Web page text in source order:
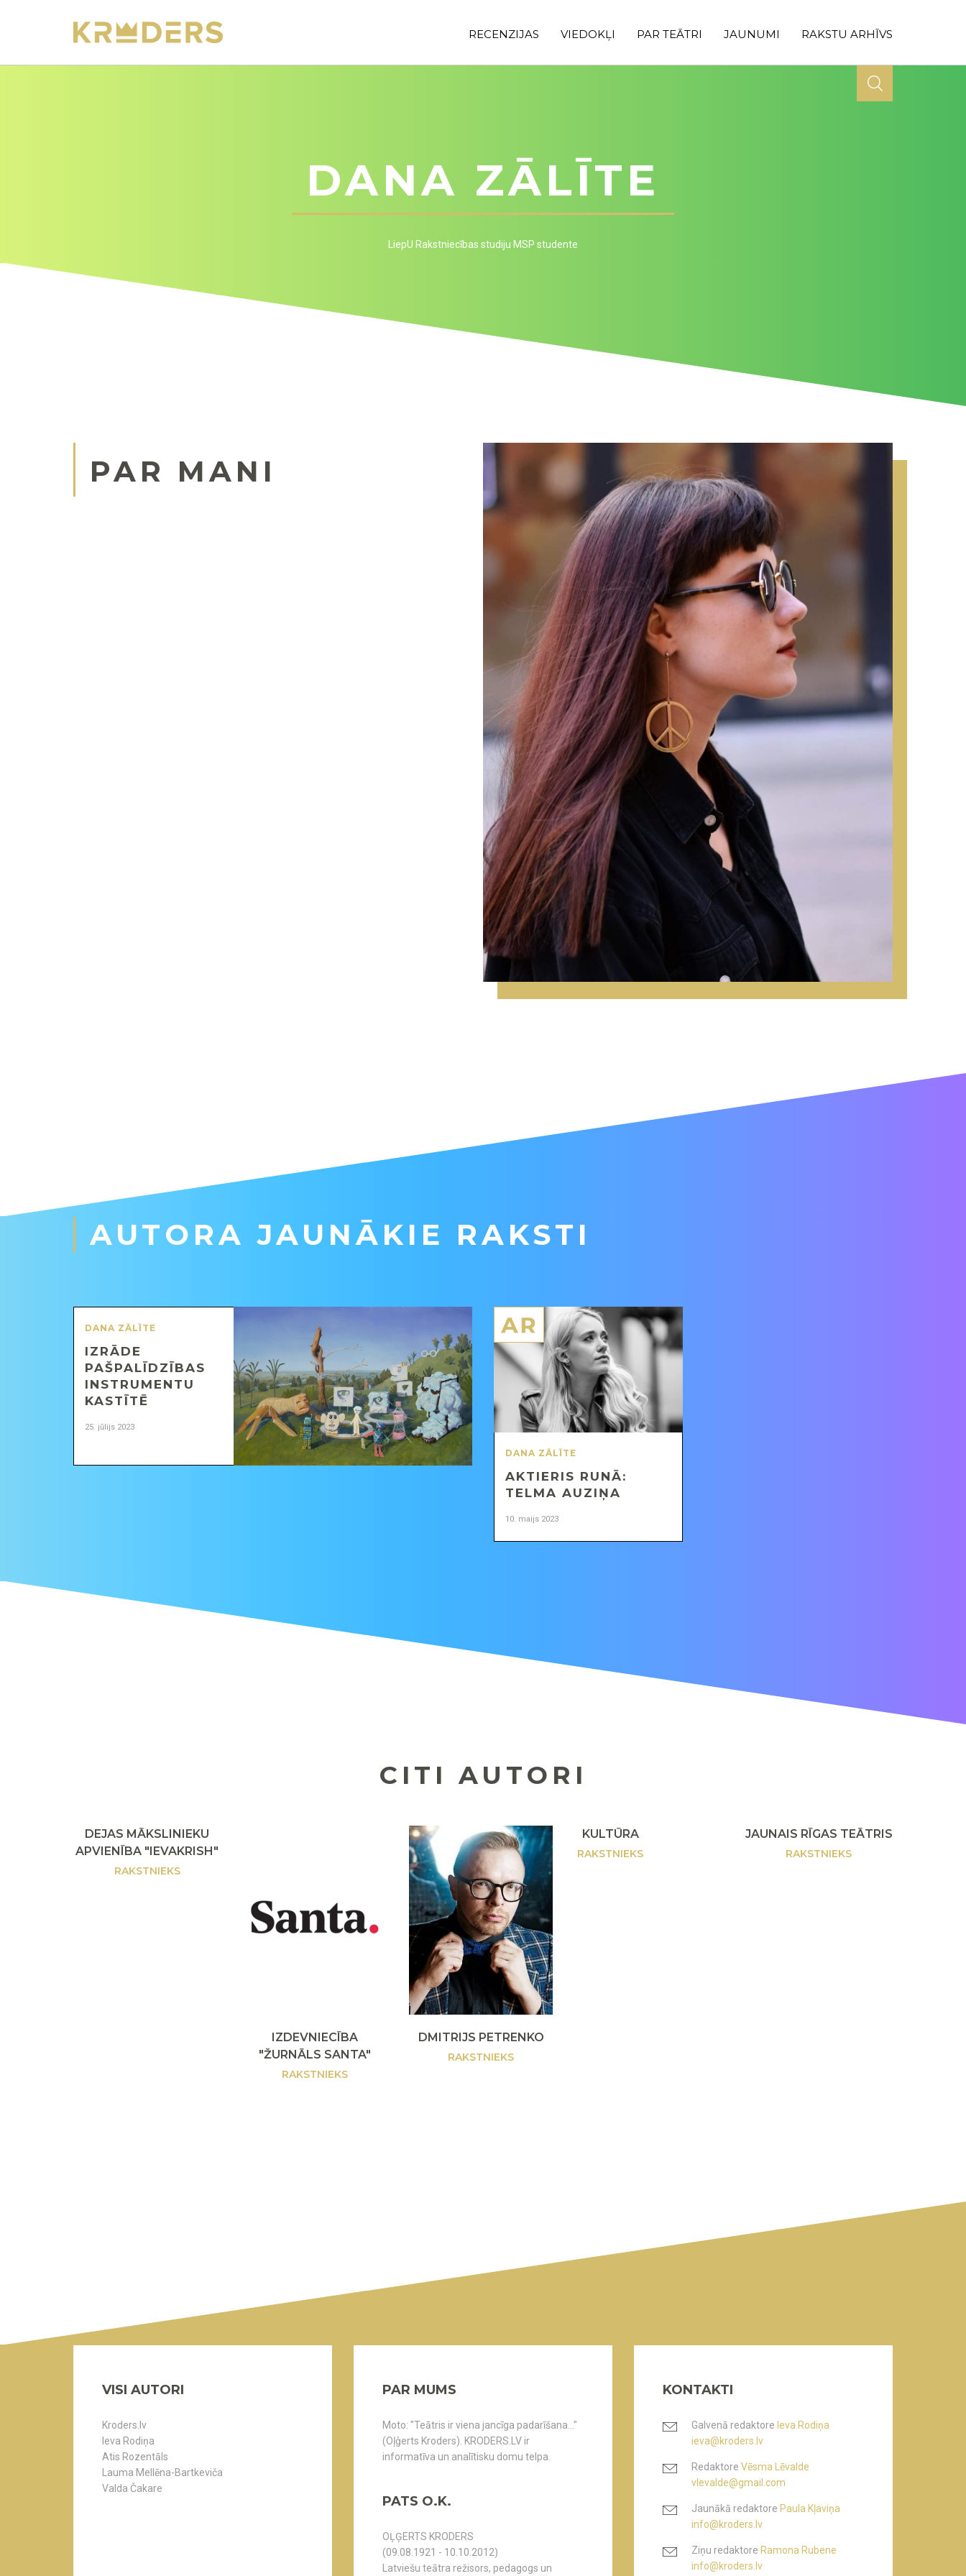
RECENZIJAS VIEDOKĻI PAR TEĀTRI JAUNUMI RAKSTU ARHĪVS
DANA ZĀLĪTE
LiepU Rakstniecības studiju MSP studente
PAR MANI
AUTORA JAUNĀKIE RAKSTI
DANA ZĀLĪTE
IZRĀDE
PAŠPALĪDZĪBAS
INSTRUMENTU
KASTĪTĒ
25. jūlijs 2023
DANA ZĀLĪTE
AKTIERIS RUNĀ:
TELMA AUZIŅA
10. maijs 2023
CITI AUTORI
DEJAS MĀKSLINIEKU
APVIENĪBA "IEVAKRISH"
RAKSTNIEKS
IZDEVNIECĪBA
"ŽURNĀLS SANTA"
RAKSTNIEKS
DMITRIJS PETRENKO
RAKSTNIEKS
KULTŪRA
RAKSTNIEKS
JAUNAIS RĪGAS TEĀTRIS
RAKSTNIEKS
VISI AUTORI
Kroders.lv
Ieva Rodiņa
Atis Rozentāls
Lauma Mellēna-Bartkeviča
Valda Čakare
PAR MUMS
Moto: "Teātris ir viena jancīga padarīšana..."
(Oļģerts Kroders). KRODERS.LV ir
informatīva un analītisku domu telpa.
PATS O.K.
OĻĢERTS KRODERS
(09.08.1921 - 10.10.2012)
Latviešu teātra režisors, pedagogs un
KONTAKTI
Galvenā redaktore Ieva Rodiņa
ieva@kroders.lv
Redaktore Vēsma Lēvalde
vlevalde@gmail.com
Jaunākā redaktore Paula Kļaviņa
info@kroders.lv
Ziņu redaktore Ramona Rubene
info@kroders.lv